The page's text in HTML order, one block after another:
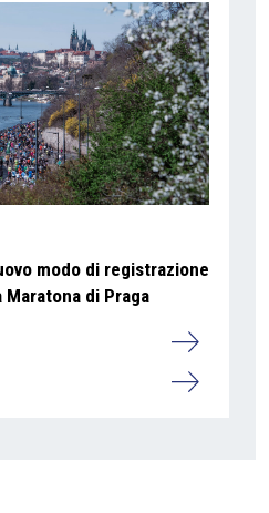
modo di registrazione
Maratona di Praga